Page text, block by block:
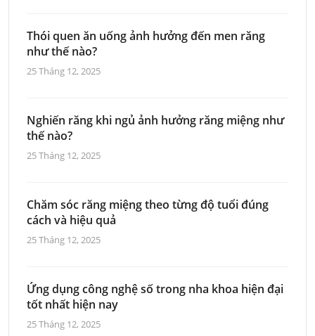
Thói quen ăn uống ảnh hưởng đến men răng
như thế nào?
25 Tháng 12, 2025
Nghiến răng khi ngủ ảnh hưởng răng miệng như
thế nào?
25 Tháng 12, 2025
Chăm sóc răng miệng theo từng độ tuổi đúng
cách và hiệu quả
25 Tháng 12, 2025
Ứng dụng công nghệ số trong nha khoa hiện đại
tốt nhất hiện nay
25 Tháng 12, 2025